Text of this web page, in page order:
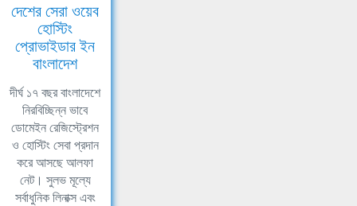
দেশের সেরা ওয়েব
হোস্টিং
প্রোভাইডার ইন
বাংলাদেশ
দীর্ঘ ১৭ বছর বাংলাদেশে
নিরবিচ্ছিন্ন ভাবে
ডোমেইন রেজিস্ট্রেশন
ও হোস্টিং সেবা প্রদান
করে আসছে আলফা
নেট। সুলভ মূল্যে
সর্বাধুনিক লিনাক্স এবং